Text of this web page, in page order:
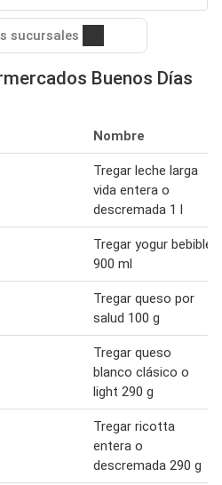
sucursales
Buenos Días
Nombre
Tregar leche larga
vida entera o
descremada 1 l
Tregar yogur bebible
900 ml
Tregar queso por
salud 100 g
Tregar queso
blanco clásico o
light 290 g
Tregar ricotta
entera o
descremada 290 g